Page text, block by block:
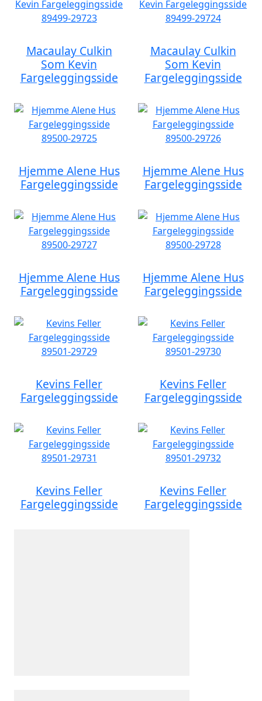
Macaulay Culkin
Som Kevin
Fargeleggingsside
Macaulay Culkin
Som Kevin
Fargeleggingsside
Hjemme Alene Hus
Fargeleggingsside
Hjemme Alene Hus
Fargeleggingsside
Hjemme Alene Hus
Fargeleggingsside
Hjemme Alene Hus
Fargeleggingsside
Kevins Feller
Fargeleggingsside
Kevins Feller
Fargeleggingsside
Kevins Feller
Fargeleggingsside
Kevins Feller
Fargeleggingsside